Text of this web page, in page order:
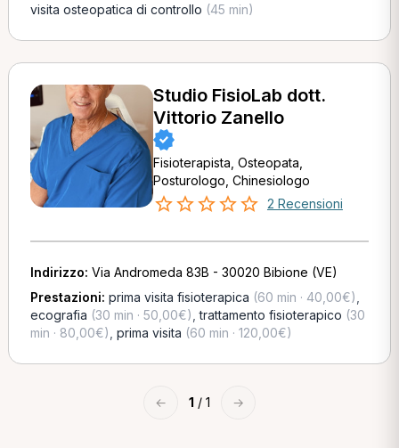
visita osteopatica di controllo (45 min)
Studio FisioLab dott.
Vittorio Zanello
Fisioterapista, Osteopata,
Posturologo, Chinesiologo
2 Recensioni
Indirizzo: Via Andromeda 83B - 30020 Bibione (VE)
Prestazioni: prima visita fisioterapica (60 min · 40,00€)
ecografia (30 min · 50,00€) ,trattamento fisioterapico (30
min · 80,00€) prima visita (60 min · 120,00€)
← 1 / 1 →